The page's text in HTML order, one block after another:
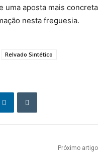
uma aposta mais concreta
nesta freguesia.
Relvado Sintético
Próximo artigo